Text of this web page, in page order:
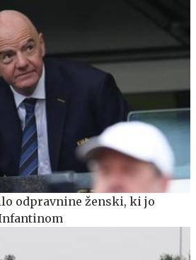
odpravnine ženski, ki jo